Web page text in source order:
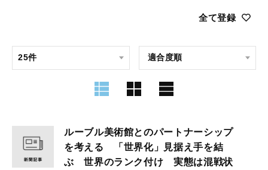
全て登録
ルーブル美術館とのパートナーシップ
を考える 「世界化」見据え手を結
ぶ 世界のランク付け 実態は混戦状